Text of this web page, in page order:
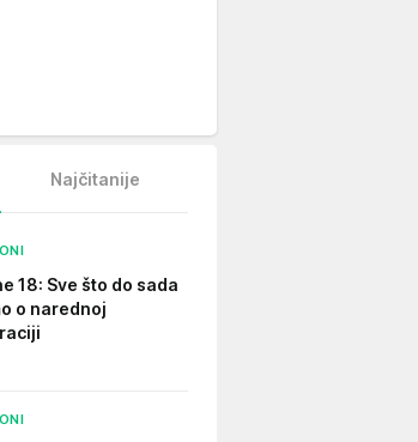
Najčitanije
18: Sve što do sada
o narednoj